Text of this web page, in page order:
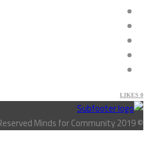
0
LIKES
© All Rights Reserved Minds for Community 2019